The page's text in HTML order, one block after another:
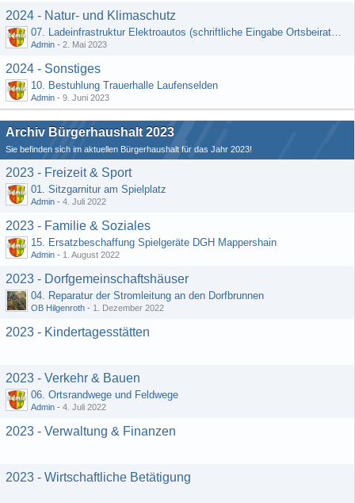
2024 - Natur- und Klimaschutz
07. Ladeinfrastruktur Elektroautos (schriftliche Eingabe Ortsbeirat Kemel)
Admin - 2. Mai 2023
2024 - Sonstiges
10. Bestuhlung Trauerhalle Laufenselden
Admin - 9. Juni 2023
Archiv Bürgerhaushalt 2023
Sie befinden sich im aktuellen Bürgerhaushalt für das Jahr 2023!
2023 - Freizeit & Sport
01. Sitzgarnitur am Spielplatz
Admin - 4. Juli 2022
2023 - Familie & Soziales
15. Ersatzbeschaffung Spielgeräte DGH Mappershain
Admin - 1. August 2022
2023 - Dorfgemeinschaftshäuser
04. Reparatur der Stromleitung an den Dorfbrunnen
OB Hilgenroth - 1. Dezember 2022
2023 - Kindertagesstätten
2023 - Verkehr & Bauen
06. Ortsrandwege und Feldwege
Admin - 4. Juli 2022
2023 - Verwaltung & Finanzen
2023 - Wirtschaftliche Betätigung